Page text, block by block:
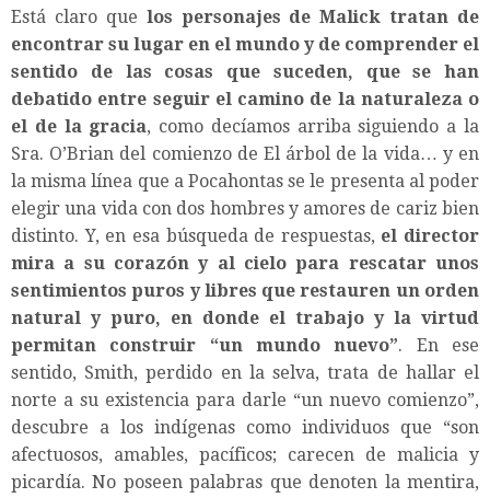
Está claro que los personajes de Malick tratan de
encontrar su lugar en el mundo y de comprender el
sentido de las cosas que suceden, que se han
debatido entre seguir el camino de la naturaleza o
el de la gracia, como decíamos arriba siguiendo a la
Sra. O’Brian del comienzo de El árbol de la vida… y en
la misma línea que a Pocahontas se le presenta al poder
elegir una vida con dos hombres y amores de cariz bien
distinto. Y, en esa búsqueda de respuestas, el director
mira a su corazón y al cielo para rescatar unos
sentimientos puros y libres que restauren un orden
natural y puro, en donde el trabajo y la virtud
permitan construir “un mundo nuevo”. En ese
sentido, Smith, perdido en la selva, trata de hallar el
norte a su existencia para darle “un nuevo comienzo”,
descubre a los indígenas como individuos que “son
afectuosos, amables, pacíficos; carecen de malicia y
picardía. No poseen palabras que denoten la mentira,